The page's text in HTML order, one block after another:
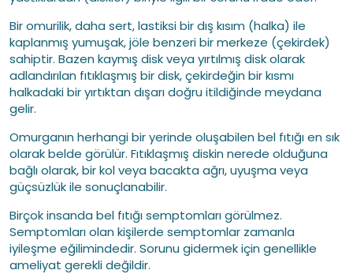
Bir omurilik, daha sert, lastiksi bir dış kısım (halka) ile
kaplanmış yumuşak, jöle benzeri bir merkeze (çekirdek)
sahiptir. Bazen kaymış disk veya yırtılmış disk olarak
adlandırılan fıtıklaşmış bir disk, çekirdeğin bir kısmı
halkadaki bir yırtıktan dışarı doğru itildiğinde meydana
gelir.
Omurganın herhangi bir yerinde oluşabilen bel fıtığı en sık
olarak belde görülür. Fıtıklaşmış diskin nerede olduğuna
bağlı olarak, bir kol veya bacakta ağrı, uyuşma veya
güçsüzlük ile sonuçlanabilir.
Birçok insanda bel fıtığı semptomları görülmez.
Semptomları olan kişilerde semptomlar zamanla
iyileşme eğilimindedir. Sorunu gidermek için genellikle
ameliyat gerekli değildir.